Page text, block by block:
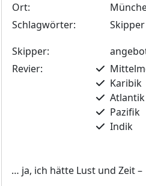
Ort:
Schlagwörter:
Skipper:
Revier:
Karibik
Atlantik
Pazifik
Indik
… ja, ich hätte Lust und Zeit –